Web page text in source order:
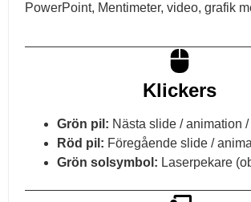
PowerPoint, Mentimeter, video, grafik
Klickers
Grön pil: Nästa slide / animation
Röd pil: Föregående slide /
Grön solsymbol: Laserpekare